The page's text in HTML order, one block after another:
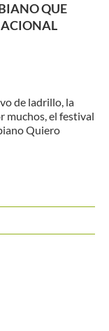
QUE
de ladrillo, la
muchos, el festival
Quiero